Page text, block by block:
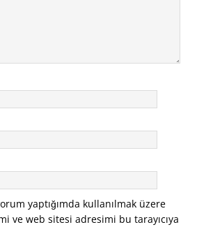
yaptığımda kullanılmak üzere
ve web sitesi adresimi bu tarayıcıya